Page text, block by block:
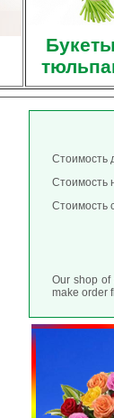
Стоимость
Стоимость
Стоимость
Our shop of
make order